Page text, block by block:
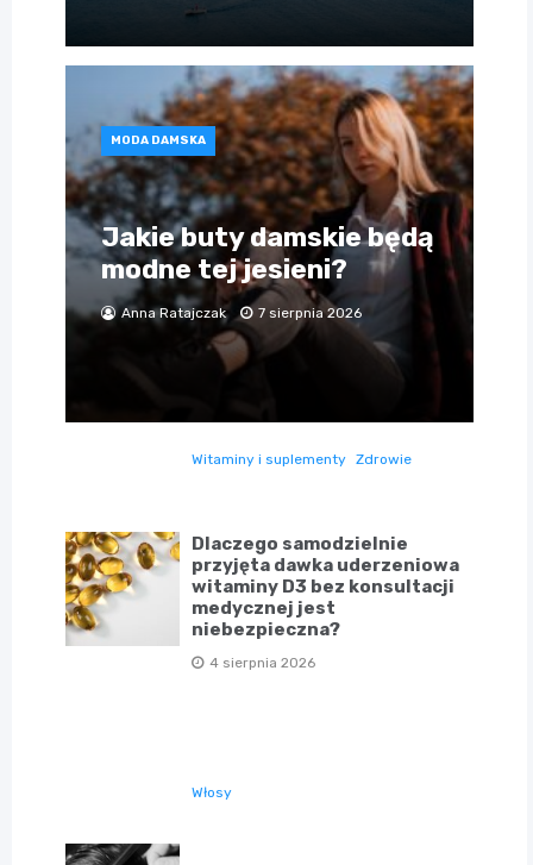
MODA DAMSKA
Jakie buty damskie będą
modne tej jesieni?
Anna Ratajczak 7 sierpnia 2026
Witaminy i suplementy Zdrowie
Dlaczego samodzielnie
przyjęta dawka uderzeniowa
witaminy D3 bez konsultacji
medycznej jest
niebezpieczna?
4 sierpnia 2026
Włosy